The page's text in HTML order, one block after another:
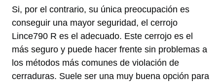
Si, por el contrario, su única preocupación es
conseguir una mayor seguridad, el cerrojo
Lince790 R es el adecuado. Este cerrojo es el
más seguro y puede hacer frente sin problemas a
los métodos más comunes de violación de
cerraduras. Suele ser una muy buena opción para